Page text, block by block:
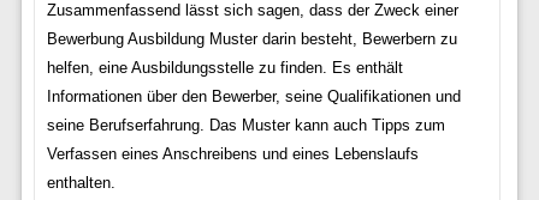
Zusammenfassend lässt sich sagen, dass der Zweck einer
Bewerbung Ausbildung Muster darin besteht, Bewerbern zu
helfen, eine Ausbildungsstelle zu finden. Es enthält
Informationen über den Bewerber, seine Qualifikationen und
seine Berufserfahrung. Das Muster kann auch Tipps zum
Verfassen eines Anschreibens und eines Lebenslaufs
enthalten.